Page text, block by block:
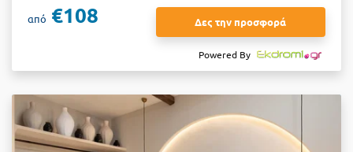
από €108 Δες την προσφορά
Powered By